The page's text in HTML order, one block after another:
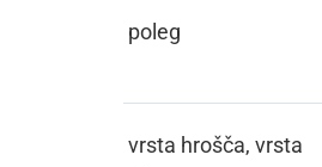
poleg
vrsta hrošča, vrsta